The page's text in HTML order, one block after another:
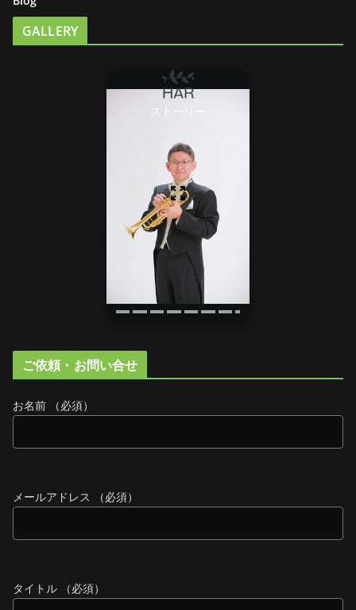
GALLERY
ストーリー
ご依頼・お問い合せ
お名前 （必須）
メールアドレス （必須）
タイトル （必須）